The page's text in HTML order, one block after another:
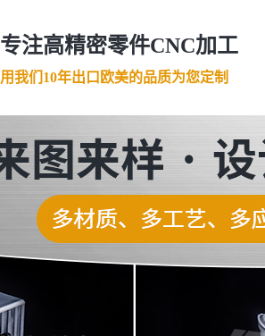
专注高精密零件CNC加工
用我们10年出口欧美的品质为您定制